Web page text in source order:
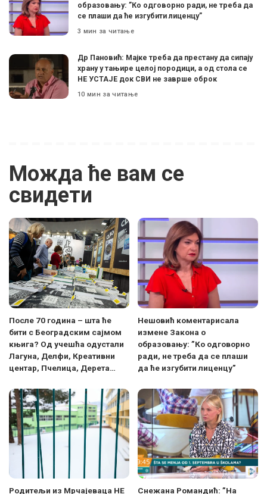
образовању: ”Ко одговорно ради, не треба да
се плаши да ће изгубити лиценцу”
3 мин за читање
Др Пановић: Мајке треба да престану да сипају
храну у тањире целој породици, а од стола се
НЕ УСТАЈЕ док СВИ не заврше оброк
10 мин за читање
Можда ће вам се
свидети
После 70 година – шта ће
бити с Београдским сајмом
књига? Од учешћа одустали
Лагуна, Делфи, Креативни
центар, Пчелица, Дерета…
Нешовић коментарисала
измене Закона о
образовању: ”Ко одговорно
ради, не треба да се плаши
да ће изгубити лиценцу”
Родитељи из Мрчајеваца НЕ
Снежана Романдић: ”На